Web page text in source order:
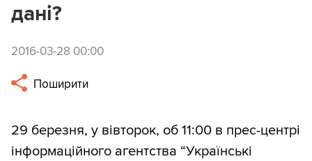
дані?
2016-03-28 00:00
Поширити
29 березня, у вівторок, об 11:00 в прес-центрі
інформаційного агентства “Українські